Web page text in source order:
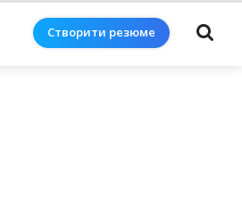
Створити резюме